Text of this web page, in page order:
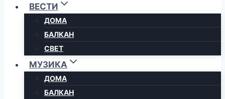
ВЕСТИ
ДОМА
БАЛКАН
СВЕТ
МУЗИКА
ДОМА
БАЛКАН